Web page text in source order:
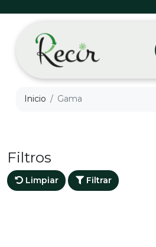
Inicio Gama
Filtros
Limpiar Filtrar